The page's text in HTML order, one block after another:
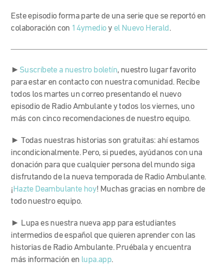
Este episodio forma parte de una serie que se reportó en
colaboración con 14ymedioy el Nuevo Herald.
► Suscríbete a nuestro boletín, nuestro lugar favorito
para estar en contacto con nuestra comunidad. Recibe
todos los martes un correo presentando el nuevo
episodio de Radio Ambulante y todos los viernes, uno
más con cinco recomendaciones de nuestro equipo.
► Todas nuestras historias son gratuitas: ahí estamos
incondicionalmente. Pero, si puedes, ayúdanos con una
donación para que cualquier persona del mundo siga
disfrutando de la nueva temporada de Radio Ambulante.
¡Hazte Deambulante hoy! Muchas gracias en nombre de
todo nuestro equipo.
► Lupa es nuestra nueva app para estudiantes
intermedios de español que quieren aprender con las
historias de Radio Ambulante. Pruébala y encuentra
más información en lupa.app.